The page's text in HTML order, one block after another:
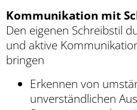
Kommunikation mit
Den eigenen Schreibstil
und aktive
bringen
Erkennen von
unverständlichen